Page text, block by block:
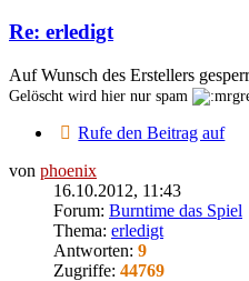
Re: erledigt
Auf Wunsch des Erstellers
Gelöscht wird hier nur spam
Rufe den Beitrag auf
von phoenix
16.10.2012, 11:43
Forum: Burntime das Spiel
Thema: erledigt
Antworten: 9
Zugriffe: 44769